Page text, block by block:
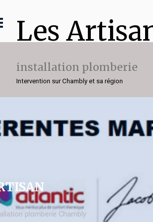
Les
installation plomberie
Intervention sur Chambly et sa région
plomberie Chambly